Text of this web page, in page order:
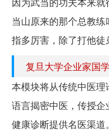
当山原来的那个总教
指多厉害，除了打他徒
复旦大学企业家国
本模块将从传统中医
语言揭密中医，传授
健康诊断提供名医渠